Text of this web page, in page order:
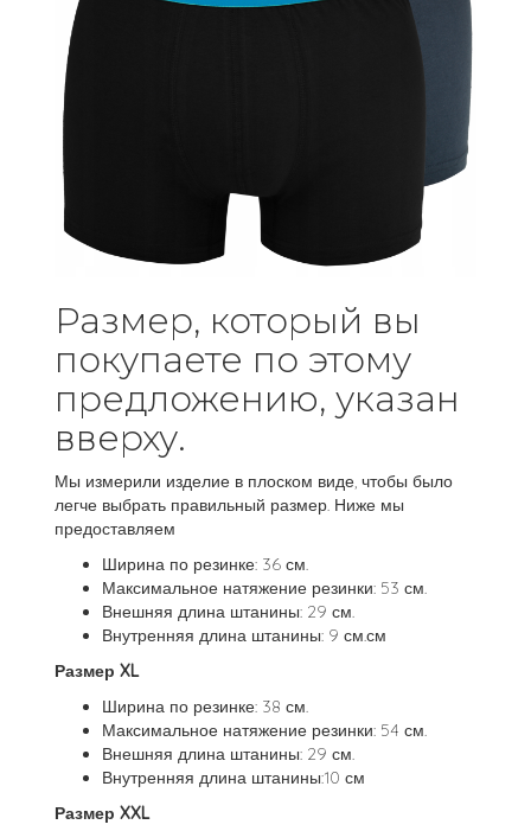
Размер, который вы
покупаете по этому
предложению, указан
вверху.
Мы измерили изделие в плоском виде, чтобы было
легче выбрать правильный размер. Ниже мы
предоставляем
Ширина по резинке: 36 см.
Максимальное натяжение резинки: 53 см.
Внешняя длина штанины: 29 см.
Внутренняя длина штанины: 9 см.см
Размер XL
Ширина по резинке: 38 см.
Максимальное натяжение резинки: 54 см.
Внешняя длина штанины: 29 см.
Внутренняя длина штанины:10 см
Размер XXL